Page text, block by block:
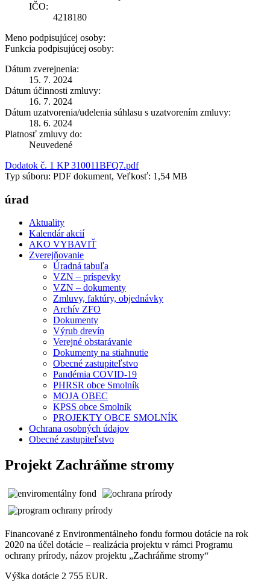
IČO:
4218180
Meno podpisujúcej osoby:
Funkcia podpisujúcej osoby:
Dátum zverejnenia:
15. 7. 2024
Dátum účinnosti zmluvy:
16. 7. 2024
Dátum uzatvorenia/udelenia súhlasu s uzatvorením zmluvy:
18. 6. 2024
Platnosť zmluvy do:
Neuvedené
Dodatok č. 1 KP 310011BFQ7.pdf
Typ súboru: PDF dokument, Veľkosť: 1,54 MB
úrad
Aktuality
Kalendár akcií
AKO VYBAVIŤ
Zverejňovanie
Úradná tabuľa
VZN – príspevky
VZN – dokumenty
Zmluvy, faktúry, objednávky
Archív ZFO
Dokumenty
Výrub drevín
Verejné obstarávanie
Dokumenty na stiahnutie
Obecné zastupiteľstvo
Pandémia COVID-19
PHRSR obce Smolník
MOJA OBEC
KPSS obce Smolník
PROJEKTY OBCE SMOLNÍK
Ochrana osobných údajov
Obecné zastupiteľstvo
Projekt Zachráňme stromy
Financované z Environmentálneho fondu formou dotácie na rok
2020 na účel dotácie – realizácia projektu v rámci Programu
ochrany prírody, názov projektu „Zachráňme stromy“
Výška dotácie 2 755 EUR.